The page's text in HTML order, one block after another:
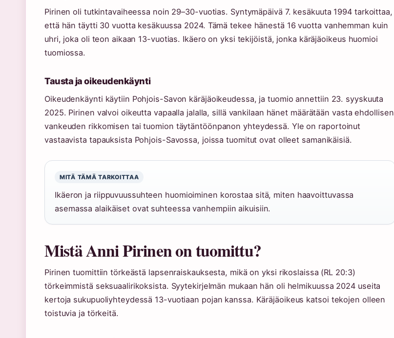
Pirinen oli tutkintavaiheessa noin 29–30-vuotias. Syntymäpäivä 7. kesäkuuta 1994 tarkoittaa,
että hän täytti 30 vuotta kesäkuussa 2024. Tämä tekee hänestä 16 vuotta vanhemman kuin
uhri, joka oli teon aikaan 13-vuotias. Ikäero on yksi tekijöistä, jonka käräjäoikeus huomioi
tuomiossa.
Tausta ja oikeudenkäynti
Oikeudenkäynti käytiin Pohjois-Savon käräjäoikeudessa, ja tuomio annettiin 23. syyskuuta
2025. Pirinen valvoi oikeutta vapaalla jalalla, sillä vankilaan hänet määrätään vasta ehdollisen
vankeuden rikkomisen tai tuomion täytäntöönpanon yhteydessä. Yle on raportoinut
vastaavista tapauksista Pohjois-Savossa, joissa tuomitut ovat olleet samanikäisiä.
MITÄ TÄMÄ TARKOITTAA
Ikäeron ja riippuvuussuhteen huomioiminen korostaa sitä, miten haavoittuvassa
asemassa alaikäiset ovat suhteessa vanhempiin aikuisiin.
Mistä Anni Pirinen on tuomittu?
Pirinen tuomittiin törkeästä lapsenraiskauksesta, mikä on yksi rikoslaissa (RL 20:3)
törkeimmistä seksuaalirikoksista. Syytekirjelmän mukaan hän oli helmikuussa 2024 useita
kertoja sukupuoliyhteydessä 13-vuotiaan pojan kanssa. Käräjäoikeus katsoi tekojen olleen
toistuvia ja törkeitä.